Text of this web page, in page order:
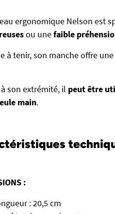
ergonomique Nelson est
ou unefaible
à tenir, son manche offre une
son extrémité, il peut être
main.
:
: 20,5 cm